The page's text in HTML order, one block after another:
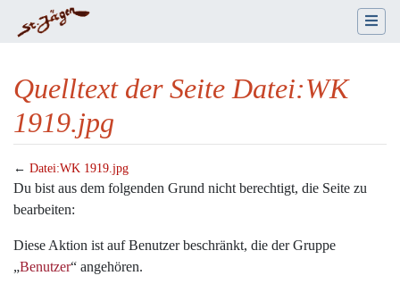
Quelltext der Seite Datei:WK
1919.jpg
← Datei:WK 1919.jpg
Wechseln zu:Navigation,Suche
Du bist aus dem folgenden Grund nicht berechtigt, die Seite zu
bearbeiten:
Diese Aktion ist auf Benutzer beschränkt, die der Gruppe
„Benutzer“ angehören.